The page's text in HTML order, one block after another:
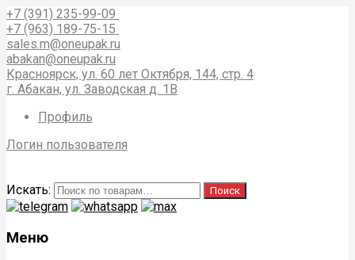
+7 (391) 235-99-09
+7 (963) 189-75-15
sales.m@oneupak.ru
abakan@oneupak.ru
Красноярск, ул. 60 лет Октября, 144, стр. 4
г. Абакан, ул. Заводская д. 1В
Профиль
Логин пользователя
Искать: Поиск
Меню